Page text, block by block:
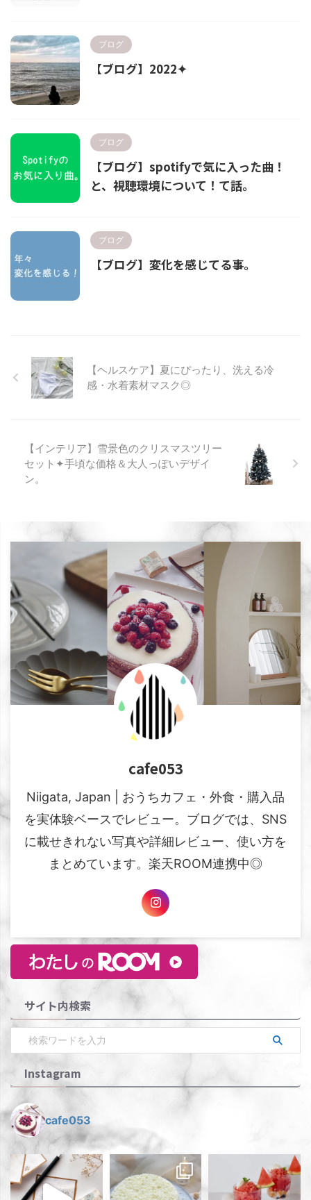
ブログ
【ブログ】2022✦
ブログ
【ブログ】spotifyで気に入った曲！
と、視聴環境について！て話。
ブログ
【ブログ】変化を感じてる事。
【ヘルスケア】夏にぴったり、洗える冷
感・水着素材マスク◎
【インテリア】雪景色のクリスマスツリー
セット✦手頃な価格＆大人っぽいデザイ
ン。
cafe053
Niigata, Japan | おうちカフェ・外食・購入品
を実体験ベースでレビュー。ブログでは、SNS
に載せきれない写真や詳細レビュー、使い方を
まとめています。楽天ROOM連携中◎
サイト内検索
Instagram
cafe053